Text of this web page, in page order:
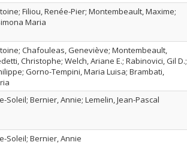
Filiou, Renée-Pier; Montembeault, Maxime;
Maria
Chafouleas, Geneviève; Montembeault,
Christophe; Welch, Ariane E.; Rabinovici, Gil D.;
Gorno-Tempini, Maria Luisa; Brambati,
Soleil; Bernier, Annie; Lemelin, Jean-Pascal
Soleil; Bernier, Annie